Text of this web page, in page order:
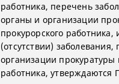
работника, перечень
органы и организации
прокурорского
(отсутствии)
организации
работника, утверждаются